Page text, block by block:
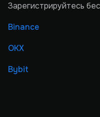
Зарегистрируйтесь
Binance
OKX
Bybit